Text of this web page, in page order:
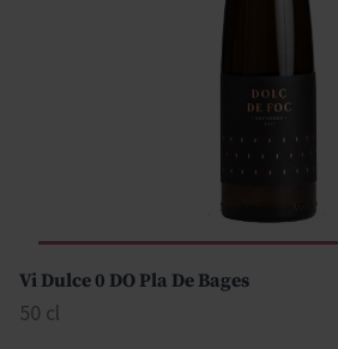
Vi Dulce 0 DO Pla De Bages
50 cl